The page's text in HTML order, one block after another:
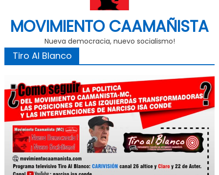
MOVIMIENTO CAAMAÑISTA
Nueva democracia, nuevo socialismo!
Tiro Al Blanco